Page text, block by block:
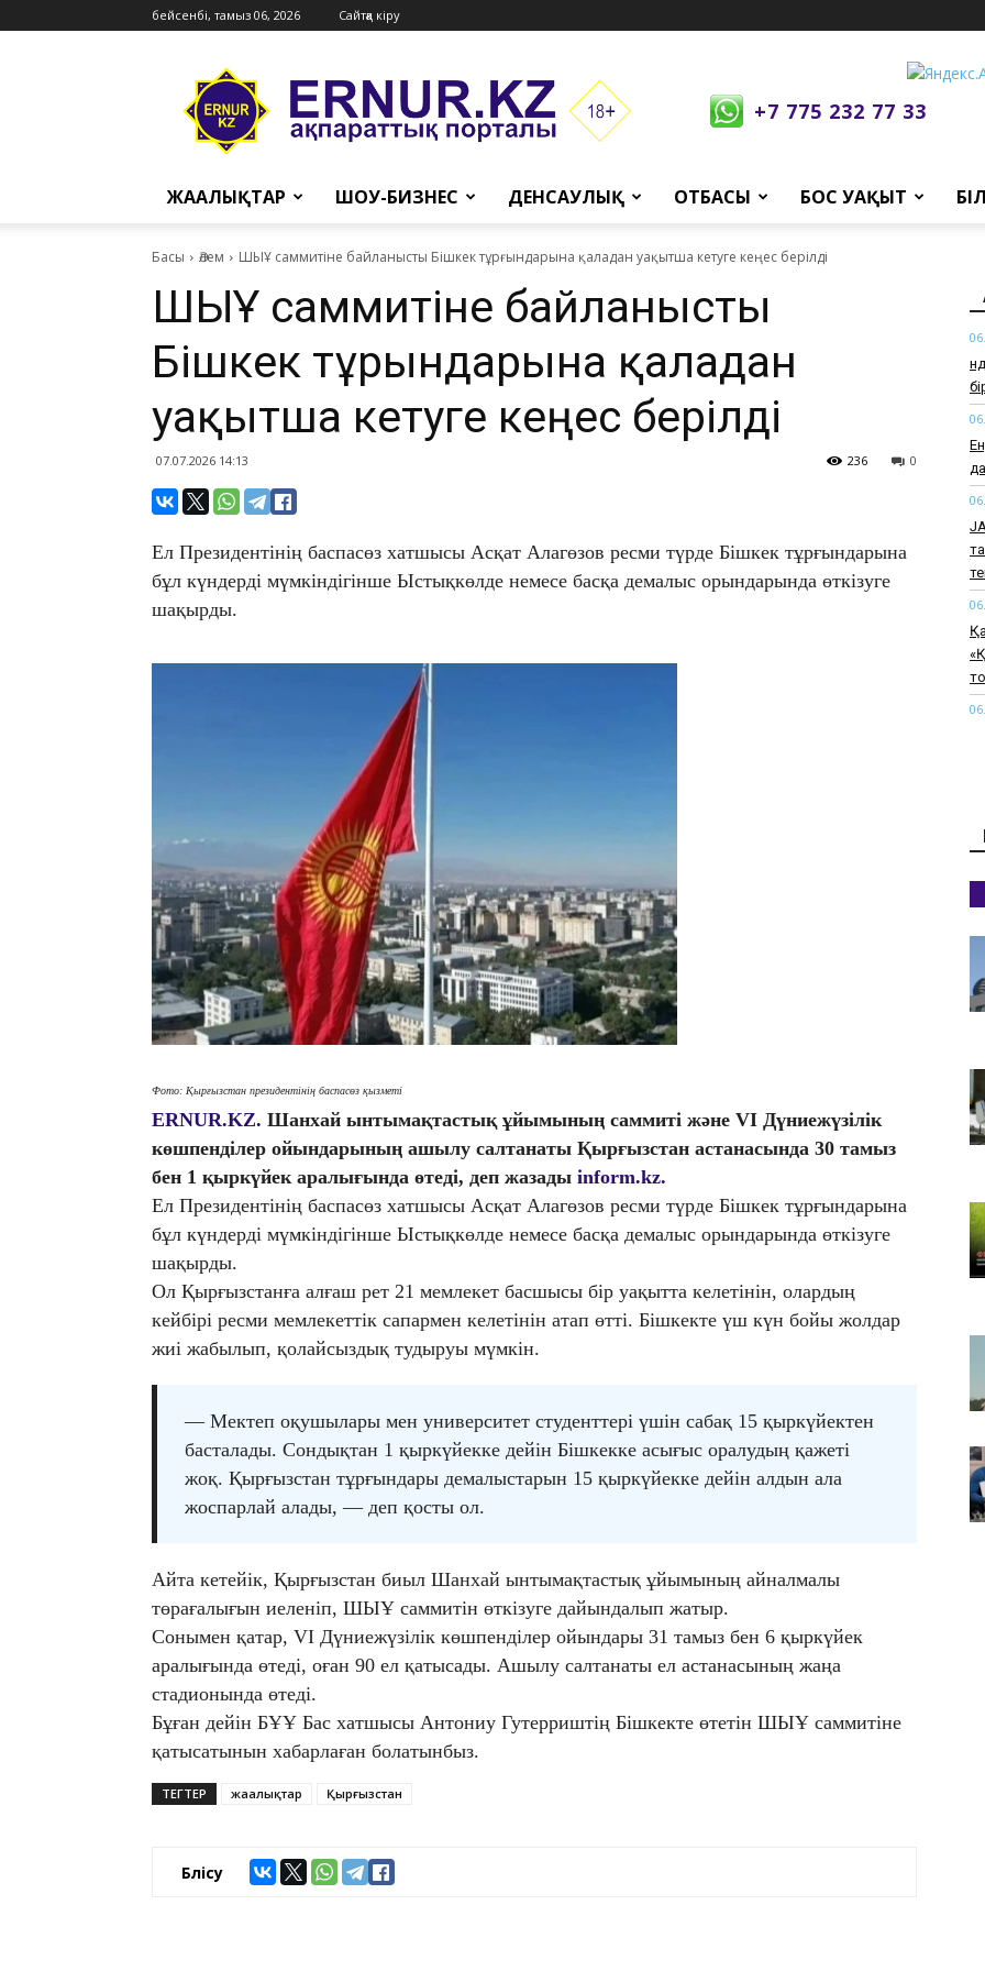
бейсенбі, тамыз 06, 2026 Сайтқа кіру
Ernur
Press
+7 775 232 77 33
ЖАҢАЛЫҚТАР ШОУ-БИЗНЕС ДЕНСАУЛЫҚ ОТБАСЫ БОС УАҚЫТ
Басы Әлем ШЫҰ саммитіне байланысты Бішкек тұрғындарына қаладан уақытша кетуге кеңес берілді
ШЫҰ саммитіне байланысты
Бішкек тұрғындарына қаладан
уақытша кетуге кеңес берілді
07.07.2026 14:13 0
236
Ел Президентінің баспасөз хатшысы Асқат Алагөзов ресми түрде Бішкек тұрғындарына
бұл күндерді мүмкіндігінше Ыстықкөлде немесе басқа демалыс орындарында өткізуге
шақырды.
Фото: Қырғызстан президентінің баспасөз қызметі
ERNUR.KZ. Шанхай ынтымақтастық ұйымының саммиті және VI Дүниежүзілік
көшпенділер ойындарының ашылу салтанаты Қырғызстан астанасында 30 тамыз
бен 1 қыркүйек аралығында өтеді, деп жазады inform.kz.
Ел Президентінің баспасөз хатшысы Асқат Алагөзов ресми түрде Бішкек тұрғындарына
бұл күндерді мүмкіндігінше Ыстықкөлде немесе басқа демалыс орындарында өткізуге
шақырды.
Ол Қырғызстанға алғаш рет 21 мемлекет басшысы бір уақытта келетінін, олардың
кейбірі ресми мемлекеттік сапармен келетінін атап өтті. Бішкекте үш күн бойы жолдар
жиі жабылып, қолайсыздық тудыруы мүмкін.
— Мектеп оқушылары мен университет студенттері үшін сабақ 15 қыркүйектен
басталады. Сондықтан 1 қыркүйекке дейін Бішкекке асығыс оралудың қажеті
жоқ. Қырғызстан тұрғындары демалыстарын 15 қыркүйекке дейін алдын ала
жоспарлай алады, — деп қосты ол.
Айта кетейік, Қырғызстан биыл Шанхай ынтымақтастық ұйымының айналмалы
төрағалығын иеленіп, ШЫҰ саммитін өткізуге дайындалып жатыр.
Сонымен қатар, VI Дүниежүзілік көшпенділер ойындары 31 тамыз бен 6 қыркүйек
аралығында өтеді, оған 90 ел қатысады. Ашылу салтанаты ел астанасының жаңа
стадионында өтеді.
Бұған дейін БҰҰ Бас хатшысы Антониу Гутерриштің Бішкекте өтетін ШЫҰ саммитіне
қатысатынын хабарлаған болатынбыз.
ТЕГТЕР жаңалықтар Қырғызстан
Бөлісу